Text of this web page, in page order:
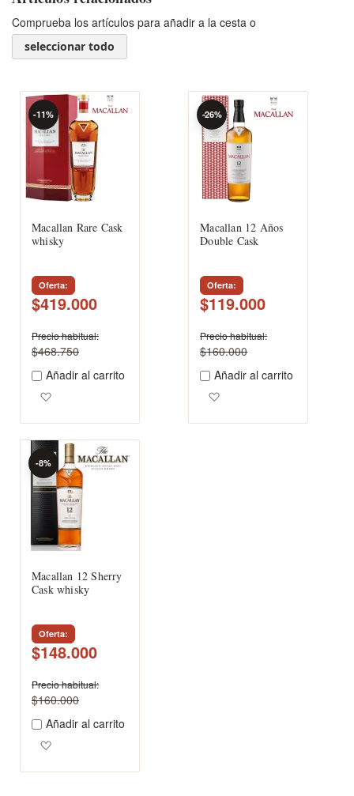
Comprueba los artículos para añadir a la cesta o
seleccionar todo
Macallan Rare Cask
whisky
Oferta
$419.000
-11%
Precio habitual
$468.750
Añadir al carrito
Macallan 12 Años
Double Cask
Oferta
$119.000
-26%
Precio habitual
$160.000
Añadir al carrito
Macallan 12 Sherry
Cask whisky
Oferta
$148.000
-8%
Precio habitual
$160.000
Añadir al carrito